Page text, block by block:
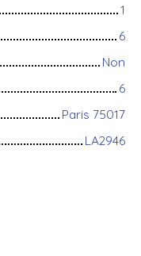
1
6
Non
6
Paris 75017
LA2946